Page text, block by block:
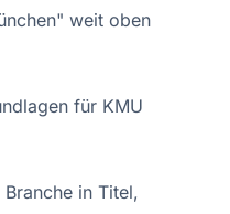
weit oben
für KMU
in Titel,